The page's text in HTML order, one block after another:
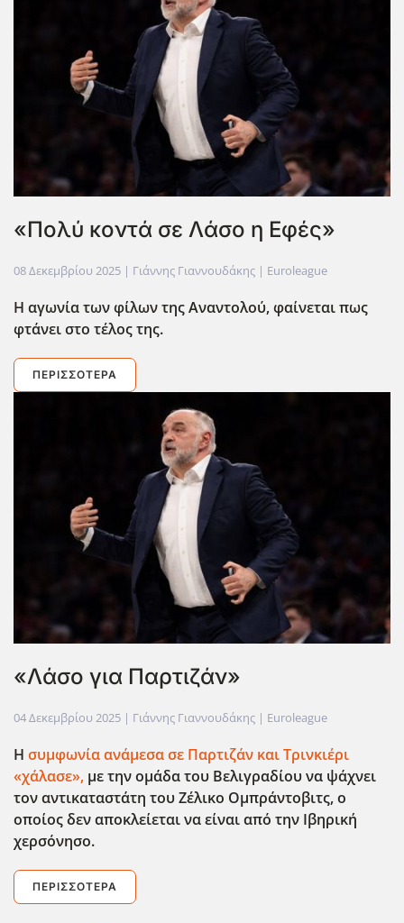
«Πολύ κοντά σε Λάσο η Εφές»
08 Δεκεμβρίου 2025 | Γιάννης Γιαννουδάκης | Euroleague
Η αγωνία των φίλων της Αναντολού, φαίνεται πως
φτάνει στο τέλος της.
ΠΕΡΙΣΣΌΤΕΡΑ
«Λάσο για Παρτιζάν»
04 Δεκεμβρίου 2025 | Γιάννης Γιαννουδάκης | Euroleague
Η συμφωνία ανάμεσα σε Παρτιζάν και Τρινκιέρι
«χάλασε», με την ομάδα του Βελιγραδίου να ψάχνει
τον αντικαταστάτη του Ζέλικο Ομπράντοβιτς, ο
οποίος δεν αποκλείεται να είναι από την Ιβηρική
χερσόνησο.
ΠΕΡΙΣΣΌΤΕΡΑ